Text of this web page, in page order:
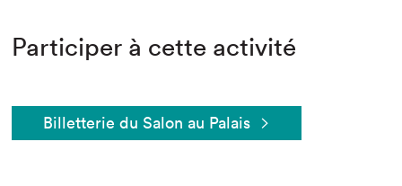
Participer à cette activité
Billetterie du Salon au Palais